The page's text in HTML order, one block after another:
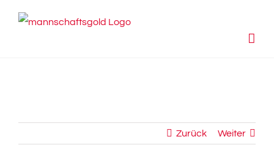
Zurück Weiter